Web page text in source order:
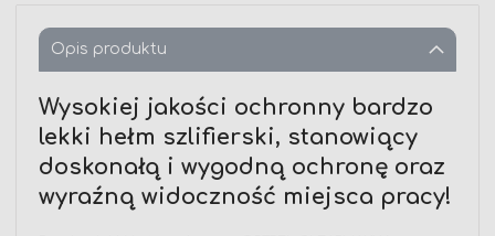
Opis produktu
Wysokiej jakości ochronny bardzo
lekki hełm szlifierski, stanowiący
doskonałą i wygodną ochronę oraz
wyraźną widoczność miejsca pracy!